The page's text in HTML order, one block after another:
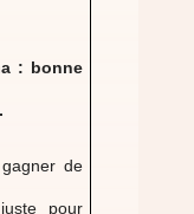
: bonne
de
pour